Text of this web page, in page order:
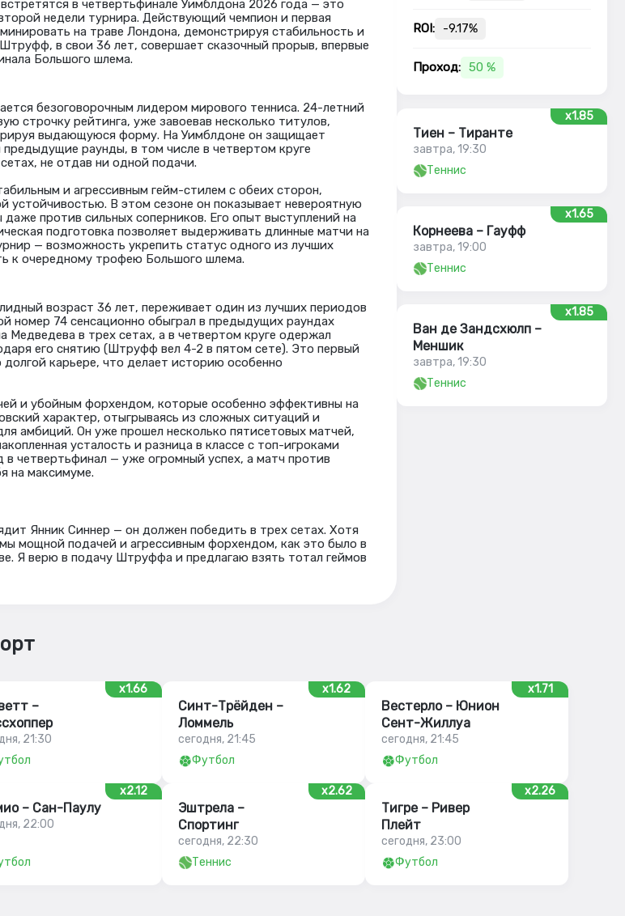
в четвертьфинале Уимблдона 2026 года — это
недели турнира. Действующий чемпион и первая
на траве Лондона, демонстрируя стабильность и
в свои 36 лет, совершает сказочный прорыв, впервые
Большого шлема.
безоговорочным лидером мирового тенниса. 24-летний
строчку рейтинга, уже завоевав несколько титулов,
выдающуюся форму. На Уимблдоне он защищает
раунды, в том числе в четвертом круге
не отдав ни одной подачи.
и агрессивным гейм-стилем с обеих сторон,
устойчивостью. В этом сезоне он показывает невероятную
против сильных соперников. Его опыт выступлений на
подготовка позволяет выдерживать длинные матчи на
— возможность укрепить статус одного из лучших
к очередному трофею Большого шлема.
возраст 36 лет, переживает один из лучших периодов
номер 74 сенсационно обыграл в предыдущих раундах
Медведева в трех сетах, а в четвертом круге одержал
его снятию (Штруфф вел 4-2 в пятом сете). Это первый
карьере, что делает историю особенно
и убойным форхендом, которые особенно эффективны на
характер, отыгрываясь из сложных ситуаций и
амбиций. Он уже прошел несколько пятисетовых матчей,
усталость и разница в классе с топ-игроками
четвертьфинал — уже огромный успех, а матч против
на максимуме.
Янник Синнер — он должен победить в трех сетах. Хотя
мощной подачей и агрессивным форхендом, как это было в
Я верю в подачу Штруффа и предлагаю взять тотал геймов
ROI: -9.17%
Проход: 50 %
x1.85
Тиен – Тиранте
завтра, 19:30
Теннис
x1.65
Корнеева – Гауфф
завтра, 19:00
Теннис
x1.85
Ван де Зандсхюлп –
Меншик
завтра, 19:30
Теннис
x1.66
–
21:30
x1.62
Синт-Трёйден –
Ломмель
сегодня, 21:45
Футбол
x1.71
Вестерло – Юнион
Сент-Жиллуа
сегодня, 21:45
Футбол
x2.12
– Сан-Паулу
22:00
x2.62
Эштрела –
Спортинг
сегодня, 22:30
Теннис
x2.26
Тигре – Ривер
Плейт
сегодня, 23:00
Футбол